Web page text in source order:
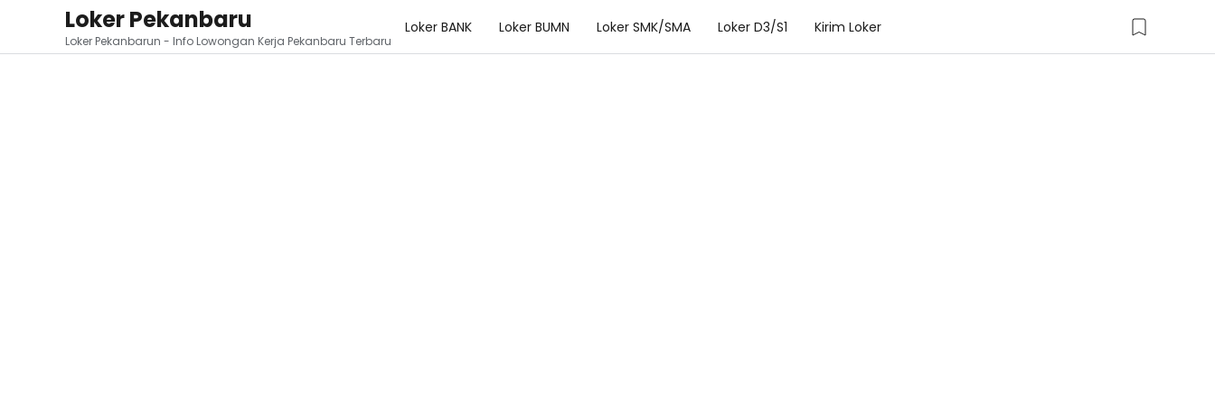
Loker Pekanbaru
Loker Pekanbarun - Info Lowongan Kerja Pekanbaru Terbaru
Loker BANK Loker BUMN Loker SMK/SMA Loker D3/S1 Kirim Loker